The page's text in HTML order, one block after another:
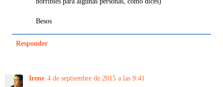
Besos
Responder
Irene 4 de septiembre de 2015 a las 9:41